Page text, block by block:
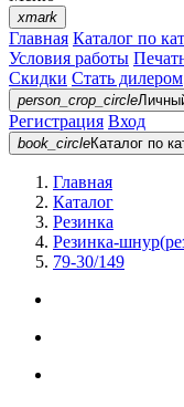
xmark
Главная Каталог по
Условия работы
Скидки Стать дилером
person_crop_circle
Регистрация Вход
book_circleКаталог по
Главная
Каталог
Резинка
Резинка-
79-30/149